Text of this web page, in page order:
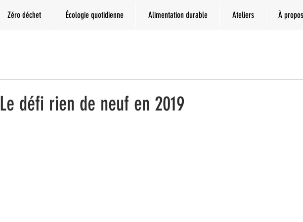
Zéro déchet Écologie quotidienne Alimentation durable Ateliers À propos
Le défi rien de neuf en 2019